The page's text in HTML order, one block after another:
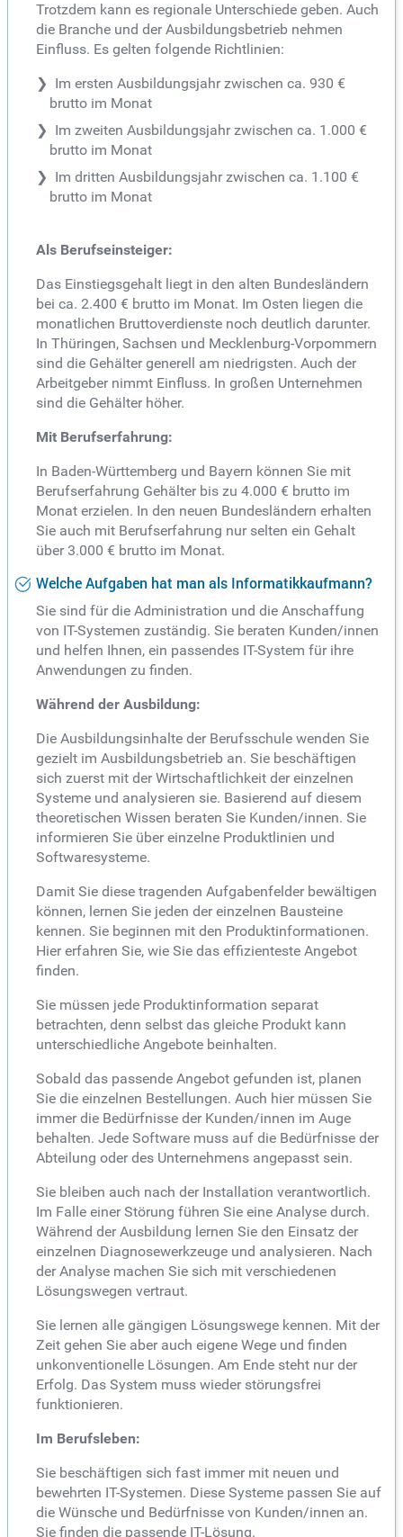
Trotzdem kann es regionale Unterschiede geben. Auch
die Branche und der Ausbildungsbetrieb nehmen
Einfluss. Es gelten folgende Richtlinien:
Im ersten Ausbildungsjahr zwischen ca. 930 €
brutto im Monat
Im zweiten Ausbildungsjahr zwischen ca. 1.000 €
brutto im Monat
Im dritten Ausbildungsjahr zwischen ca. 1.100 €
brutto im Monat
Als Berufseinsteiger:
Das Einstiegsgehalt liegt in den alten Bundesländern
bei ca. 2.400 € brutto im Monat. Im Osten liegen die
monatlichen Bruttoverdienste noch deutlich darunter.
In Thüringen, Sachsen und Mecklenburg-Vorpommern
sind die Gehälter generell am niedrigsten. Auch der
Arbeitgeber nimmt Einfluss. In großen Unternehmen
sind die Gehälter höher.
Mit Berufserfahrung:
In Baden-Württemberg und Bayern können Sie mit
Berufserfahrung Gehälter bis zu 4.000 € brutto im
Monat erzielen. In den neuen Bundesländern erhalten
Sie auch mit Berufserfahrung nur selten ein Gehalt
über 3.000 € brutto im Monat.
Welche Aufgaben hat man als Informatikkaufmann?
Sie sind für die Administration und die Anschaffung
von IT-Systemen zuständig. Sie beraten Kunden/innen
und helfen Ihnen, ein passendes IT-System für ihre
Anwendungen zu finden.
Während der Ausbildung:
Die Ausbildungsinhalte der Berufsschule wenden Sie
gezielt im Ausbildungsbetrieb an. Sie beschäftigen
sich zuerst mit der Wirtschaftlichkeit der einzelnen
Systeme und analysieren sie. Basierend auf diesem
theoretischen Wissen beraten Sie Kunden/innen. Sie
informieren Sie über einzelne Produktlinien und
Softwaresysteme.
Damit Sie diese tragenden Aufgabenfelder bewältigen
können, lernen Sie jeden der einzelnen Bausteine
kennen. Sie beginnen mit den Produktinformationen.
Hier erfahren Sie, wie Sie das effizienteste Angebot
finden.
Sie müssen jede Produktinformation separat
betrachten, denn selbst das gleiche Produkt kann
unterschiedliche Angebote beinhalten.
Sobald das passende Angebot gefunden ist, planen
Sie die einzelnen Bestellungen. Auch hier müssen Sie
immer die Bedürfnisse der Kunden/innen im Auge
behalten. Jede Software muss auf die Bedürfnisse der
Abteilung oder des Unternehmens angepasst sein.
Sie bleiben auch nach der Installation verantwortlich.
Im Falle einer Störung führen Sie eine Analyse durch.
Während der Ausbildung lernen Sie den Einsatz der
einzelnen Diagnosewerkzeuge und analysieren. Nach
der Analyse machen Sie sich mit verschiedenen
Lösungswegen vertraut.
Sie lernen alle gängigen Lösungswege kennen. Mit der
Zeit gehen Sie aber auch eigene Wege und finden
unkonventionelle Lösungen. Am Ende steht nur der
Erfolg. Das System muss wieder störungsfrei
funktionieren.
Im Berufsleben:
Sie beschäftigen sich fast immer mit neuen und
bewehrten IT-Systemen. Diese Systeme passen Sie auf
die Wünsche und Bedürfnisse von Kunden/innen an.
Sie finden die passende IT-Lösung.